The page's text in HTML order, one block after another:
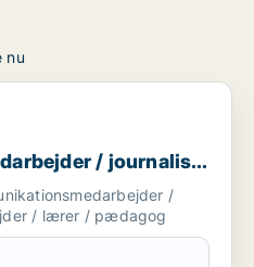
nu
/
/ journalist
/ lærer / pædagog
/
/ lærer / pædagog